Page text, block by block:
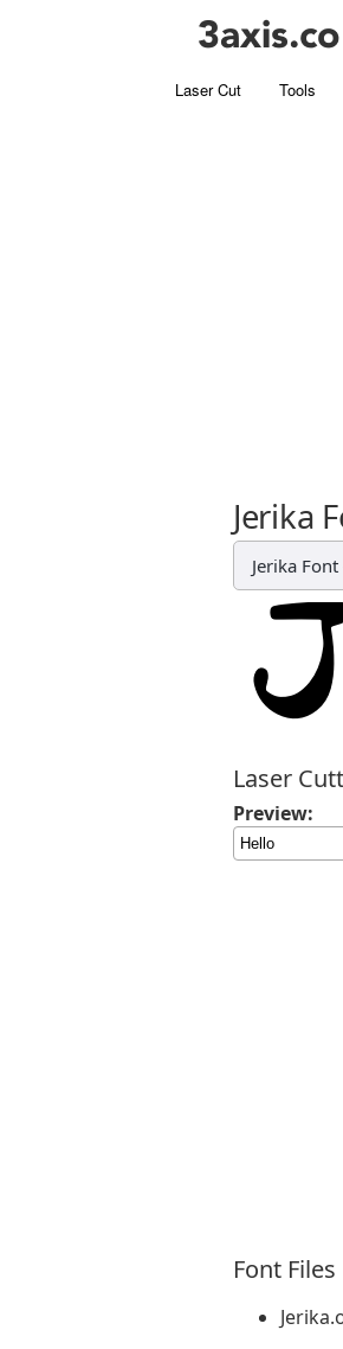
Laser Cut Tools
Jerika
Jerika Font
Laser
Preview:
Font Files